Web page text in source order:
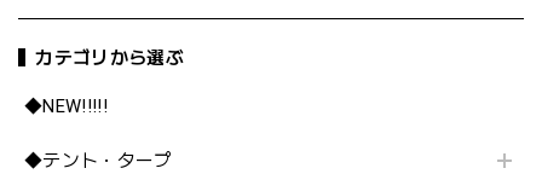
カテゴリから選ぶ
◆NEW!!!!!
◆テント・タープ